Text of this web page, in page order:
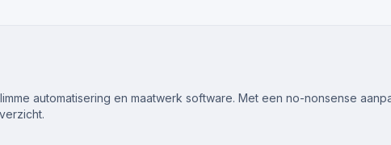
automatisering en maatwerk software. Met een no-nonsense